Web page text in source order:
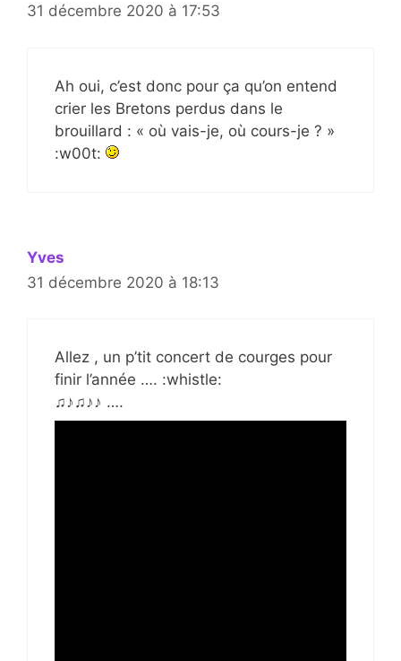
31 décembre 2020 à 17:53
Ah oui, c’est donc pour ça qu’on entend
crier les Bretons perdus dans le
brouillard : « où vais-je, où cours-je ? »
:w00t:
Yves
31 décembre 2020 à 18:13
Allez , un p’tit concert de courges pour
finir l’année …. :whistle:
♫♪♫♪♪ ….